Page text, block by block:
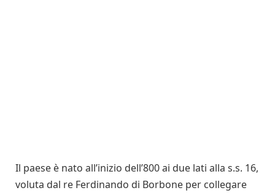
Il paese è nato all’inizio dell’800 ai due lati alla s.s. 16,
voluta dal re Ferdinando di Borbone per collegare